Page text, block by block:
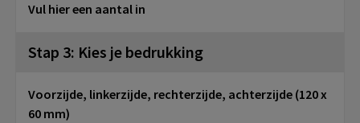
Vul hier een aantal in
Stap 3: Kies je bedrukking
Voorzijde, linkerzijde, rechterzijde, achterzijde (120 x
60 mm)